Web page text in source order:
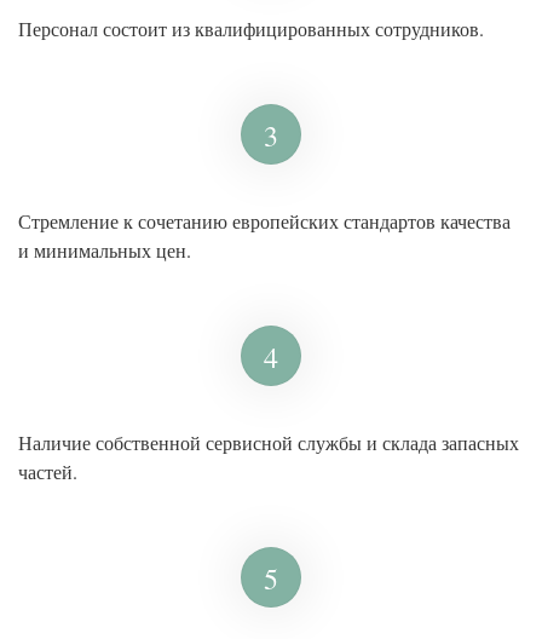
Персонал состоит из квалифицированных сотрудников.
3
Стремление к сочетанию европейских стандартов качества
и минимальных цен.
4
Наличие собственной сервисной службы и склада запасных
частей.
5